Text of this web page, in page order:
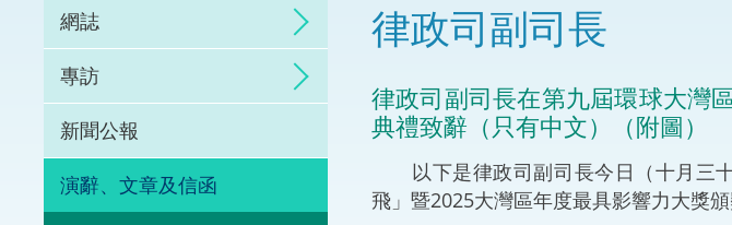
訴訟
網上爭議解決及法律科技
體育爭議解決先導計劃
能力建設
與內地有關的項目及合
與澳門特區的安排
“一帶一路”建設
粵港澳大灣區
網誌
專訪
新聞公報
演辭、文章及信函
律政司副司長
律政司副司長在第九屆環球大灣
典禮致辭（只有中文）（附圖）
以下是律政司副司長今日（十月三
飛」暨2025大灣區年度最具影響力大獎頒